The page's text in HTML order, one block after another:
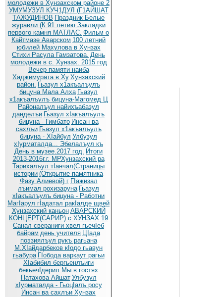
молодежи в Хунзахском районе 2
УМУМУЗУЛ КУЧ1ДУЛ (Г1АЙШАТ
ТАЖУДИНОВ Праздник Белые
журавли (К 91 летию Закладки
первого камня МАТЛАС. Фильм о
Кайтмазе Аварском 100 летний
юбилей Махулова в Хунзах
Стихи Расула Гамзатова. День
молодежи в с. Хунзах. 2015 год
Вечер памяти наиба
Хаджимурата в Ху Хунзахский
район. Гьазул х1акъалъулъ
бицуна Мала Алха Гьазул
х1акъалъулъ бицуна-Магомед Ц
Районалъул найихъабазул
данделъи Гьазул хIакъалъулъ
бицуна - Гимбато Инсан ва
сахлъи Гьазул х1акъалъулъ
бицуна - ХIайбул Улбузул
хIурматалда... Эбелалъул къ
День в музее.2017 год. Итоги
2013-2016г.г. МРХунзахский ра
Тарихалъул тIанчал(Страницы
истории (Открытие памятника
Фазу Алиевой) г ГIажизал
лъимал рохизаруна Гьазул
хIакъалъулъ бицуна - Работни
МагIарул гIадатал ракIалде щвей
Хунзахский каньон АВАРСКИЙ
КОНЦЕРТ(САРИР) с.ХУНЗАХ 19
Санал свераниги хвел гьечIеб
байрам день учителя ЦIада
поэзиялъул рукъ рагьана
М.ХIайдарбеков кIодо гьавун
гьабура ГIобода варкаут рагьи
ХIабибил бергьенлъиги
бекьечIдерил Мы в гостях
Патахова Айшат Улбузул
хIурматалда - ГьоцIалъ росу
Инсан ва сахлъи Хунзах